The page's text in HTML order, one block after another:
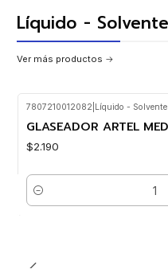
Líquido -
Ver más productos
7807210012082 Líquido -
GLASEADOR ARTEL
$2.190
Cantidad